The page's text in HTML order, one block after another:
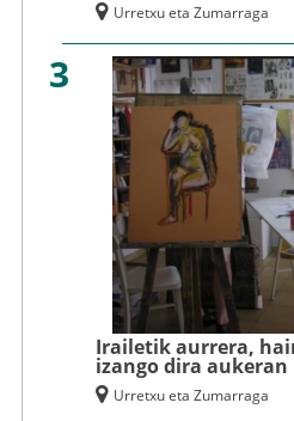
Urretxu eta Zumarraga
3
Irailetik aurrera,
izango dira
Urretxu eta Zumarraga